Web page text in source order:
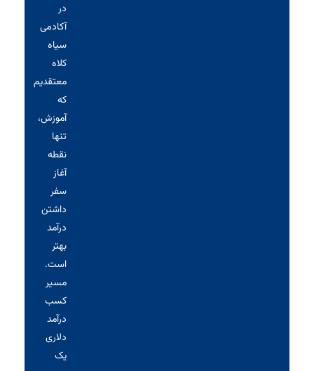
در
آکادمی
سیاه‌
کلاه
معتقدیم
که
آموزش،
تنها
نقطه
آغاز
سفر
داشتن
درآمد
بهتر
است.
مسیر
کسب
درآمد
دلاری
یک